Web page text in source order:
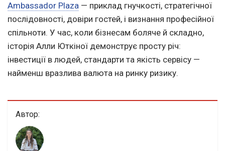
Ambassador Plaza — приклад гнучкості, стратегічної
послідовності, довіри гостей, і визнання професійної
спільноти. У час, коли бізнесам боляче й складно,
історія Алли Юткіної демонструє просту річ:
інвестиції в людей, стандарти та якість сервісу —
найменш вразлива валюта на ринку ризику.
Автор: